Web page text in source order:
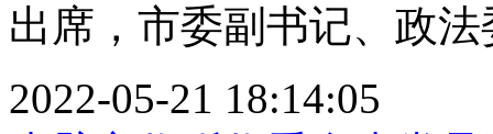
出席，市委副书记、政法
2022-05-21 18:14:05